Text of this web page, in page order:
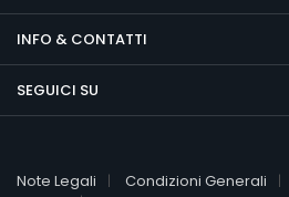
INFO & CONTATTI
SEGUICI SU
Note Legali Condizioni Generali